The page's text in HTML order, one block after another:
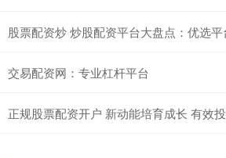
股票配资炒 炒股配资平台大盘点：优选
交易配资网：专业杠杆平台
正规股票配资开户 新动能培育成长 有效